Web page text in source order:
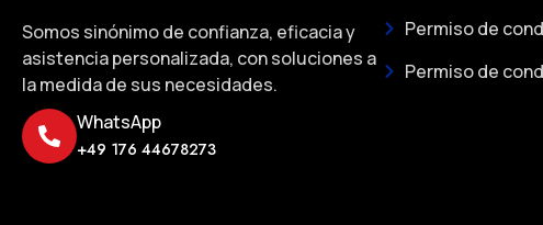
Somos sinónimo de confianza, eficacia y
asistencia personalizada, con soluciones a
la medida de sus necesidades.
WhatsApp
+49 176 44678273
Permiso de
Permiso de